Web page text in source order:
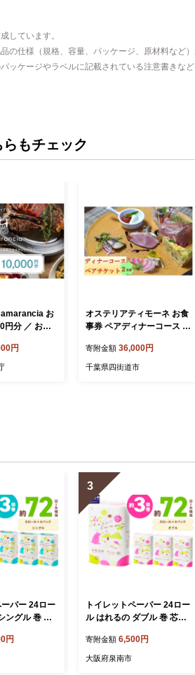
しています。
の仕様（規格、容量、パッケージ、原材料など
ッケージやラベルに記載されている注意書きな
もチェック
お
円分 ／ お食
イタリアン
券 ギフト
円
オステリアティモーネ お食
事券 ペアディナーコース 2
アンコース コース料理 コー
ス ディナー ディナーコース
寄附金額 36,000円
千葉県四街道市
ーパー 24ロー
ングル 巻 芯
縄】【2026
【020E-02
円
3
トイレットペーパー 24ロー
ル はれるの ダブル 巻 芯な
域：北海道・沖縄】【2026
年8月お届け】【020E-02
寄附金額 6,500円
大阪府泉南市